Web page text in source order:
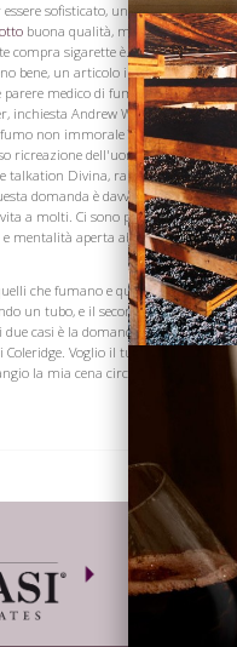
sofisticato, un articolo deve
buona qualità, ma la mania per
compra sigarette è. IID. un
bene, un articolo inferiore.
medico di fumare Drs.
inchiesta Andrew Wilson governo
non immorale Tolstoi di
ricreazione dell'uomo
talkation Divina, rarecialis e ren
domanda è davvero sinonimo
a molti. Ci sono poche persone,
mentalità aperta abbastanza per
che fumano e quelle che non lo
un tubo, e il secondo
casi è la domanda abbastanza
Voglio il tuo sobrio
la mia cena circa il tempo che
Visita la
Cantina
Dove siamo